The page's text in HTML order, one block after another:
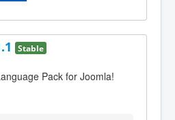
Stable
Pack for Joomla!